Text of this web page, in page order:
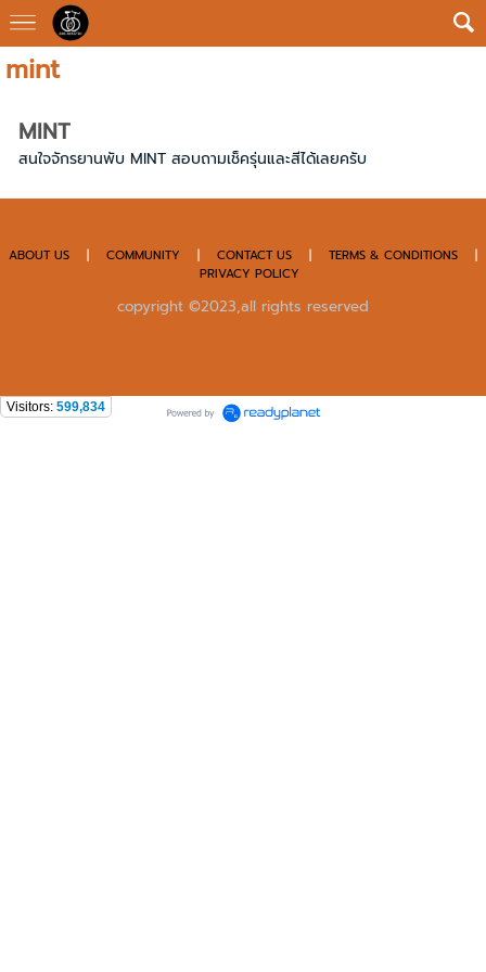
mint
MINT
สนใจจักรยานพับ MINT สอบถามเช็ครุ่นและสีได้เลยครับ
ABOUT US | COMMUNITY | CONTACT US | TERMS & CONDITIONS |
PRIVACY POLICY
copyright ©2023,all rights reserved
Visitors: 599,834